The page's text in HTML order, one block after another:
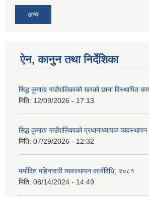
अन्य
ऐन, कानुन तथा निर्देशिका
सिद्ध कुमाख गाउँपालिकाको खरको छाना विस्थापित
मिति: 12/09/2026 - 17:13
सिद्ध कुमाख गाउँपालिकाको प्रधानाध्यापक व्यवस्थापन
मिति: 07/29/2026 - 12:32
मर्यादित महिनावारी व्यवस्थापन कार्यविधि, २०८१
मिति: 08/14/2024 - 14:49